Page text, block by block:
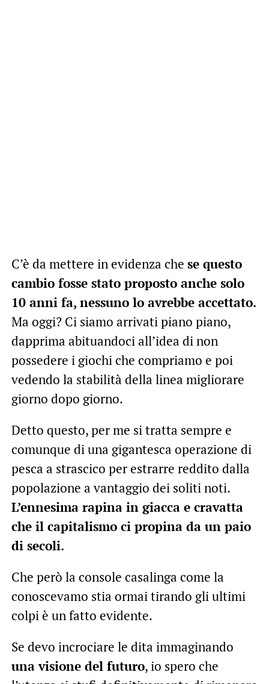
C’è da mettere in evidenza che se questo
cambio fosse stato proposto anche solo
10 anni fa, nessuno lo avrebbe accettato.
Ma oggi? Ci siamo arrivati piano piano,
dapprima abituandoci all’idea di non
possedere i giochi che compriamo e poi
vedendo la stabilità della linea migliorare
giorno dopo giorno.
Detto questo, per me si tratta sempre e
comunque di una gigantesca operazione di
pesca a strascico per estrarre reddito dalla
popolazione a vantaggio dei soliti noti.
L’ennesima rapina in giacca e cravatta
che il capitalismo ci propina da un paio
di secoli.
Che però la console casalinga come la
conoscevamo stia ormai tirando gli ultimi
colpi è un fatto evidente.
Se devo incrociare le dita immaginando
una visione del futuro, io spero che